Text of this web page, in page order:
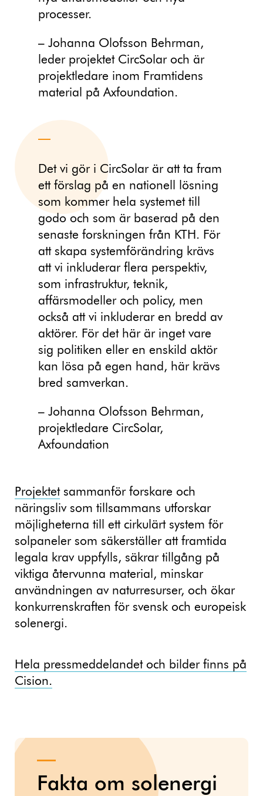
processer.
– Johanna Olofsson Behrman,
leder projektet CircSolar och är
projektledare inom Framtidens
material på Axfoundation.
Det vi gör i CircSolar är att ta fram
ett förslag på en nationell lösning
som kommer hela systemet till
godo och som är baserad på den
senaste forskningen från KTH. För
att skapa systemförändring krävs
att vi inkluderar flera perspektiv,
som infrastruktur, teknik,
affärsmodeller och policy, men
också att vi inkluderar en bredd av
aktörer. För det här är inget vare
sig politiken eller en enskild aktör
kan lösa på egen hand, här krävs
bred samverkan.
– Johanna Olofsson Behrman,
projektledare CircSolar,
Axfoundation
Projektetsammanför forskare och
näringsliv som tillsammans utforskar
möjligheterna till ett cirkulärt system för
solpaneler som säkerställer att framtida
legala krav uppfylls, säkrar tillgång på
viktiga återvunna material, minskar
användningen av naturresurser, och ökar
konkurrenskraften för svensk och europeisk
solenergi.
Hela pressmeddelandet och bilder finns på
Cision.
Fakta om solenergi